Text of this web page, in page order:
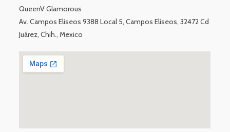
QueenV Glamorous
Av. Campos Eliseos 9388 Local 5, Campos Elíseos, 32472 Cd
Juárez, Chih., Mexico